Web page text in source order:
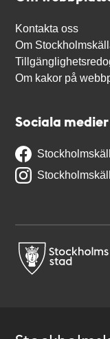
Kontakta oss
Om
Om kakor på
Sociala medier